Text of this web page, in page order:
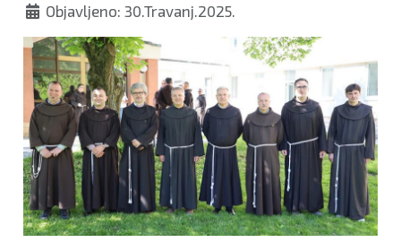
Objavljeno: 30.Travanj.2025.